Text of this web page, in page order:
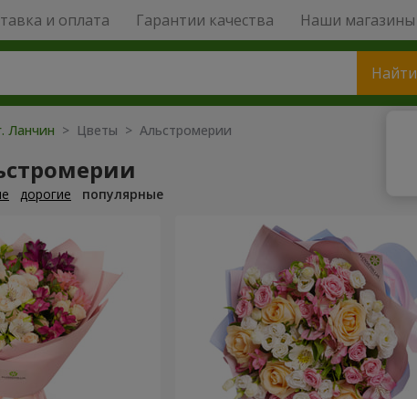
и оплата Гарантии качества Наши магазины
Найти
Ланчин > Цветы > Альстромерии
дорогие популярные